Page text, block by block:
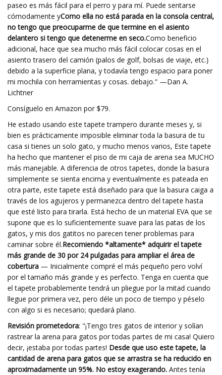
paseo es más fácil para el perro y para mí. Puede sentarse
cómodamente yComo ella no está parada en la consola central,
no tengo que preocuparme de que termine en el asiento
delantero si tengo que detenerme en seco.Como beneficio
adicional, hace que sea mucho más fácil colocar cosas en el
asiento trasero del camión (palos de golf, bolsas de viaje, etc.)
debido a la superficie plana, y todavía tengo espacio para poner
mi mochila con herramientas y cosas. debajo." —Dan A.
Lichtner
Consíguelo en Amazon por $79.
He estado usando este tapete trampero durante meses y, si
bien es prácticamente imposible eliminar toda la basura de tu
casa si tienes un solo gato, y mucho menos varios, Este tapete
ha hecho que mantener el piso de mi caja de arena sea MUCHO
más manejable. A diferencia de otros tapetes, donde la basura
simplemente se sienta encima y eventualmente es pateada en
otra parte, este tapete está diseñado para que la basura caiga a
través de los agujeros y permanezca dentro del tapete hasta
que esté listo para tirarla. Está hecho de un material EVA que se
supone que es lo suficientemente suave para las patas de los
gatos, y mis dos gatitos no parecen tener problemas para
caminar sobre él.Recomiendo *altamente* adquirir el tapete
más grande de 30 por 24 pulgadas para ampliar el área de
cobertura — Inicialmente compré el más pequeño pero volví
por el tamaño más grande y es perfecto. Tenga en cuenta que
el tapete probablemente tendrá un pliegue por la mitad cuando
llegue por primera vez, pero déle un poco de tiempo y péselo
con algo si es necesario; quedará plano.
Revisión prometedora: "¡Tengo tres gatos de interior y solían
rastrear la arena para gatos por todas partes de mi casa! Quiero
decir, ¡estaba por todas partes! Desde que uso este tapete, la
cantidad de arena para gatos que se arrastra se ha reducido en
aproximadamente un 95%. No estoy exagerando. Antes tenía